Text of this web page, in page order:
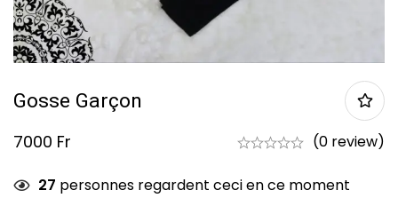
Gosse Garçon
7000 Fr (0 review)
27 personnes regardent ceci en ce moment